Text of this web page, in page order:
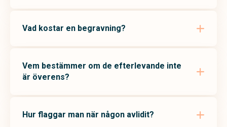
Vad kostar en begravning?
Vem bestämmer om de efterlevande inte
är överens?
Hur flaggar man när någon avlidit?